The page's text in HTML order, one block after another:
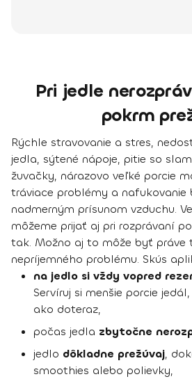
Pri jedle
pokrm
Rýchle stravovanie a stres,
jedla, sýtené nápoje, pitie so
žuvačky, nárazovo veľké porcie
tráviace problémy a nafukovanie
nadmerným prísunom vzduchu.
môžeme prijať aj pri rozprávaní
tak. Možno aj to môže byť práve
nepríjemného problému. Skús
na jedlo si vždy vopred
Servíruj si menšie porcie
ako doteraz,
počas jedla zbytočne
jedlo dôkladne prežúvaj,
smoothies alebo polievky,